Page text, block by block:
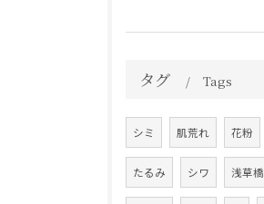
タグ Tags
シミ 肌荒れ 花粉
たるみ シワ 浅草橋